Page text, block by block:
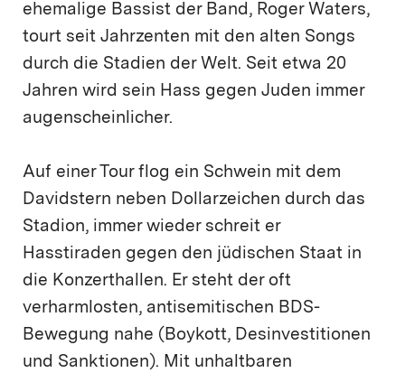
ehemalige Bassist der Band, Roger Waters,
tourt seit Jahrzenten mit den alten Songs
durch die Stadien der Welt. Seit etwa 20
Jahren wird sein Hass gegen Juden immer
augenscheinlicher.
Auf einer Tour flog ein Schwein mit dem
Davidstern neben Dollarzeichen durch das
Stadion, immer wieder schreit er
Hasstiraden gegen den jüdischen Staat in
die Konzerthallen. Er steht der oft
verharmlosten, antisemitischen BDS-
Bewegung nahe (Boykott, Desinvestitionen
und Sanktionen). Mit unhaltbaren